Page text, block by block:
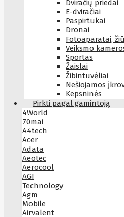
Dviračių priedai
E-dviračiai
Paspirtukai
Dronai
Fotoaparatai,
Veiksmo
Sportas
Žaislai
Žibintuvėliai
Nešiojamos
Kepsninės
Pirkti pagal gamintoją
4World
70mai
A4tech
Acer
Adata
Aeotec
Aerocool
AGI
Technology
Agm
Mobile
Airvalent